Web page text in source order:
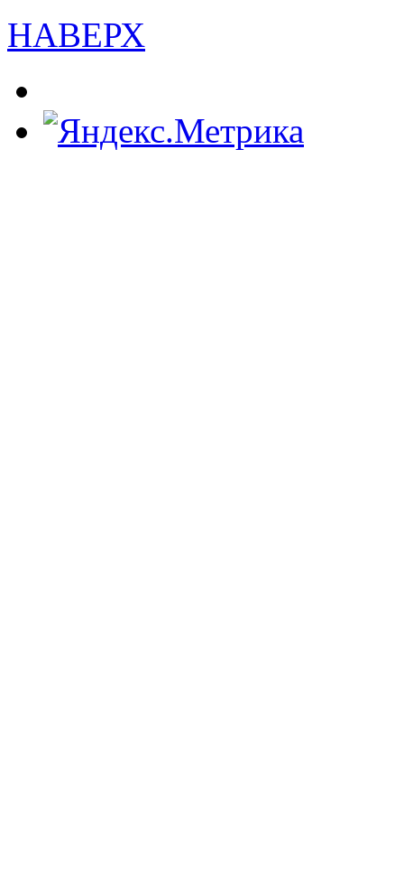
НАВЕРХ